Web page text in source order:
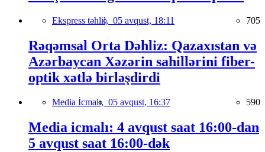
Ekspress təhlil, 05 avqust, 18:11 705
Rəqəmsal Orta Dəhliz: Qazaxıstan və
Azərbaycan Xəzərin sahillərini fiber-
optik xətlə birləşdirdi
Media İcmalı, 05 avqust, 16:37 590
Media icmalı: 4 avqust saat 16:00-dan
5 avqust saat 16:00-dək